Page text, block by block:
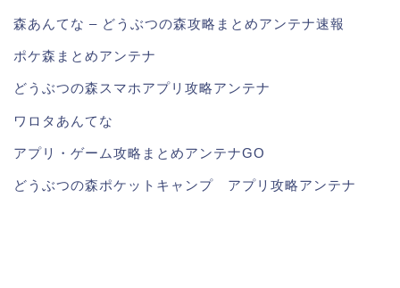
森あんてな – どうぶつの森攻略まとめアンテナ速報
ポケ森まとめアンテナ
どうぶつの森スマホアプリ攻略アンテナ
ワロタあんてな
アプリ・ゲーム攻略まとめアンテナGO
どうぶつの森ポケットキャンプ アプリ攻略アンテナ